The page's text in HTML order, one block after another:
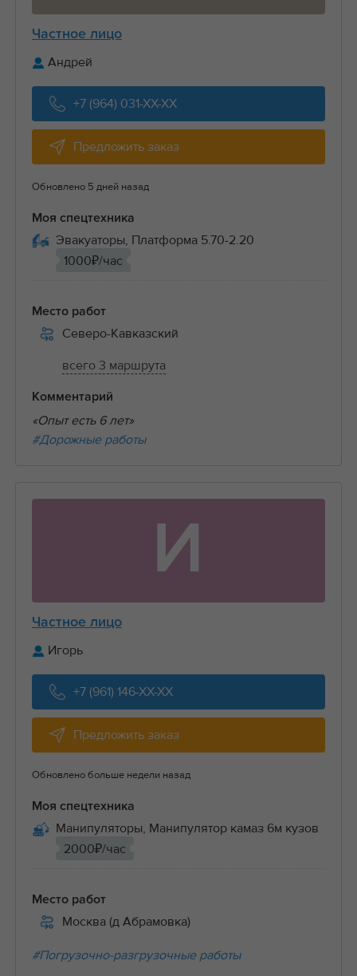
Частное лицо
Андрей
+7 (964) 031-XX-XX
Предложить заказ
Обновлено 5 дней назад
Моя спецтехника
Эвакуаторы, Платформа 5.70-2.20
1000₽/час
Место работ
Северо-Кавказский
всего 3 маршрута
Комментарий
«Опыт есть 6 лет»
#Дорожные работы
И
Частное лицо
Игорь
+7 (961) 146-XX-XX
Предложить заказ
Обновлено больше недели назад
Моя спецтехника
Манипуляторы, Манипулятор камаз 6м кузов
2000₽/час
Место работ
Москва (д Абрамовка)
#Погрузочно-разгрузочные работы